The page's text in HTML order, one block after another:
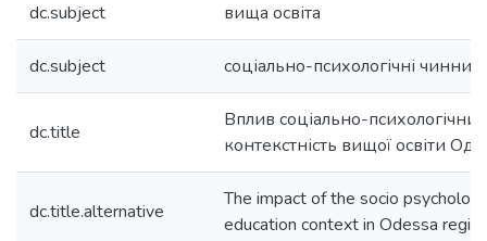
dc.subject вища освіта
dc.subject соціально-психологічні
dc.title
Вплив соціально-
контекстність вищої освіти
dc.title.alternative
The impact of the socio
education context in Odessa